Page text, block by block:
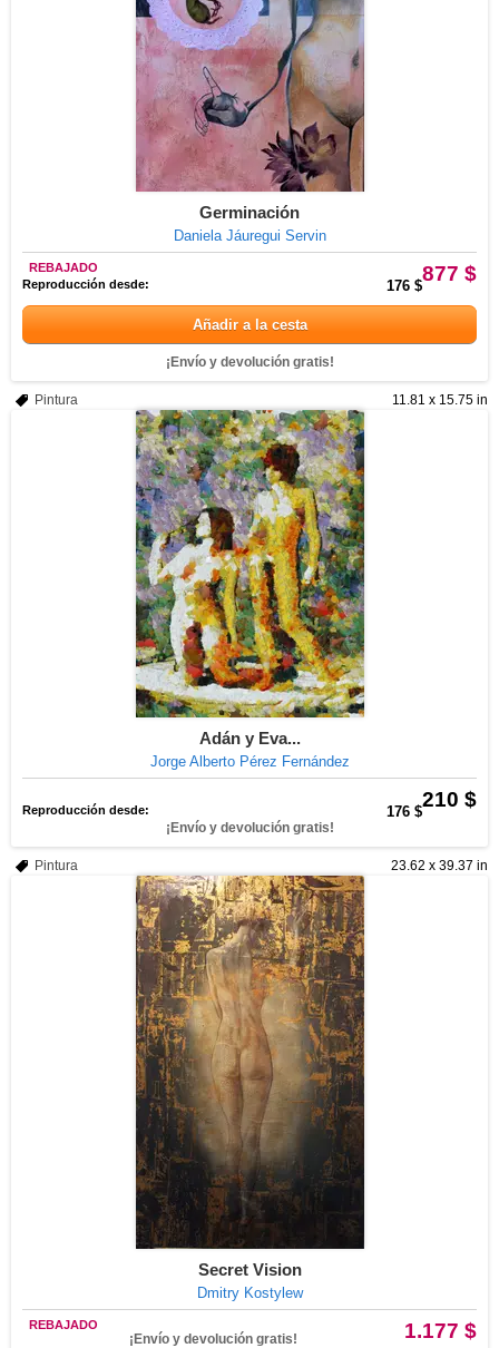
Germinación
Daniela Jáuregui Servin
877 $
REBAJADO
Reproducción desde:
176 $
Añadir a la cesta
¡Envío y devolución gratis!
11.81 x 15.75 in
Pintura
Adán y Eva...
Jorge Alberto Pérez Fernández
210 $
Reproducción desde: 176 $
¡Envío y devolución gratis!
23.62 x 39.37 in
Pintura
Secret Vision
Dmitry Kostylew
1.177 $
REBAJADO
¡Envío y devolución gratis!